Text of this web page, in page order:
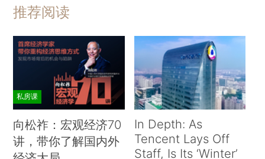
推荐阅读
私房课
向松祚：宏观经济70
讲，带你了解国内外
In Depth: As
Tencent Lays Off
Staff, Is Its ‘Winter’